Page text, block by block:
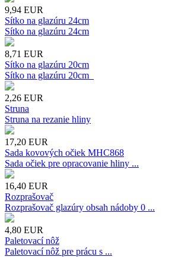
9,94 EUR
Sítko na glazúru 24cm
Sítko na glazúru 24cm
8,71 EUR
Sítko na glazúru 20cm
Sítko na glazúru 20cm
2,26 EUR
Struna
Struna na rezanie hliny
17,20 EUR
Sada kovových očiek MHC868
Sada očiek pre opracovanie hliny ...
16,40 EUR
Rozprašovač
Rozprašovač glazúry obsah nádoby 0 ...
4,80 EUR
Paletovací nôž
Paletovací nôž pre prácu s ...